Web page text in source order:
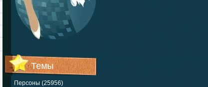
Темы
Персоны (25956)